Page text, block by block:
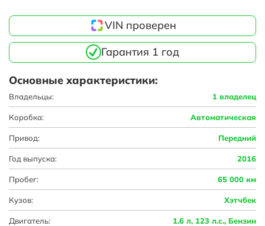
VIN проверен
Гарантия 1 год
Основные характеристики:
Владельцы: 1 владелец
Коробка: Автоматическая
Привод: Передний
Год выпуска: 2016
Пробег: 65 000 км
Кузов: Хэтчбек
Двигатель: 1.6 л, 123 л.с., Бензин